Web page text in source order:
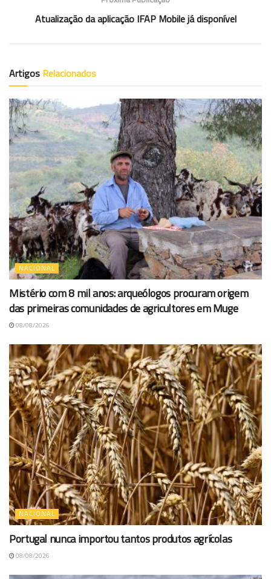
Atualização da aplicação IFAP Mobile já disponível
Artigos Relacionados
NACIONAL
Mistério com 8 mil anos: arqueólogos procuram origem
das primeiras comunidades de agricultores em Muge
08/08/2026
NACIONAL
Portugal nunca importou tantos produtos agrícolas
08/08/2026